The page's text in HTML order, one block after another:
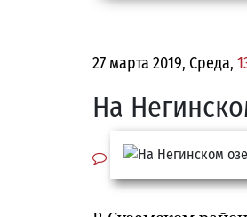
27 марта 2019, Среда,
На